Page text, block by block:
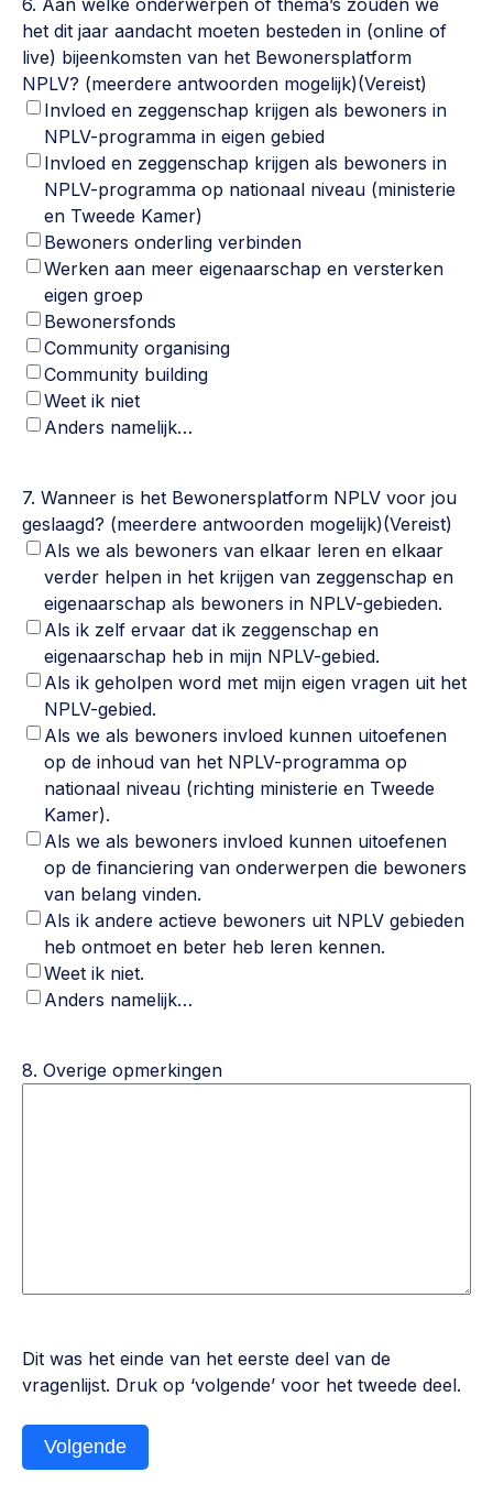
6. Aan welke onderwerpen of thema’s zouden we
het dit jaar aandacht moeten besteden in (online of
live) bijeenkomsten van het Bewonersplatform
NPLV? (meerdere antwoorden mogelijk)(Vereist)
Invloed en zeggenschap krijgen als bewoners in
NPLV-programma in eigen gebied
Invloed en zeggenschap krijgen als bewoners in
NPLV-programma op nationaal niveau (ministerie
en Tweede Kamer)
Bewoners onderling verbinden
Werken aan meer eigenaarschap en versterken
eigen groep
Bewonersfonds
Community organising
Community building
Weet ik niet
Anders namelijk…
7. Wanneer is het Bewonersplatform NPLV voor jou
geslaagd? (meerdere antwoorden mogelijk)(Vereist)
Als we als bewoners van elkaar leren en elkaar
verder helpen in het krijgen van zeggenschap en
eigenaarschap als bewoners in NPLV-gebieden.
Als ik zelf ervaar dat ik zeggenschap en
eigenaarschap heb in mijn NPLV-gebied.
Als ik geholpen word met mijn eigen vragen uit het
NPLV-gebied.
Als we als bewoners invloed kunnen uitoefenen
op de inhoud van het NPLV-programma op
nationaal niveau (richting ministerie en Tweede
Kamer).
Als we als bewoners invloed kunnen uitoefenen
op de financiering van onderwerpen die bewoners
van belang vinden.
Als ik andere actieve bewoners uit NPLV gebieden
heb ontmoet en beter heb leren kennen.
Weet ik niet.
Anders namelijk…
8. Overige opmerkingen
Dit was het einde van het eerste deel van de
vragenlijst. Druk op ‘volgende’ voor het tweede deel.
Volgende